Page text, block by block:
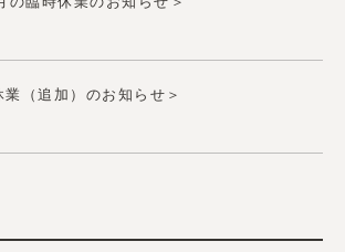
（追加）のお知らせ＞